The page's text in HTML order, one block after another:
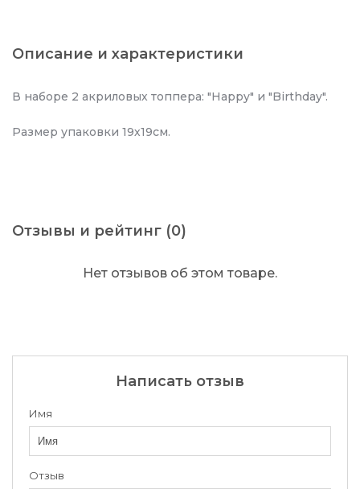
Описание и характеристики
В наборе 2 акриловых топпера: "Happy" и "Birthday".
Размер упаковки 19х19см.
Отзывы и рейтинг (0)
Нет отзывов об этом товаре.
Написать отзыв
Имя
Отзыв